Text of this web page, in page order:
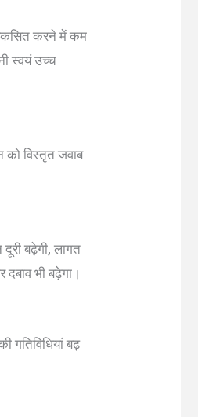
करने में कम
स्वयं उच्च
विस्तृत जवाब
बढ़ेगी, लागत
दबाव भी बढ़ेगा।
गतिविधियां बढ़